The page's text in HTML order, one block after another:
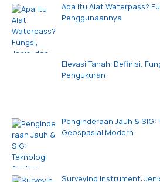
Apa Itu Alat Waterpass?
Penggunaannya
Elevasi Tanah: Definisi,
Pengukuran
Penginderaan Jauh & SIG:
Geospasial Modern
Surveying Instrument: